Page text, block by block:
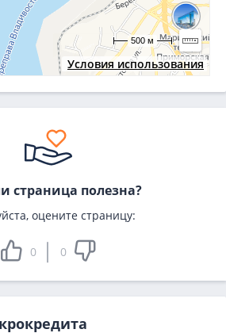
Условия использования
500 м
страница полезна?
оцените страницу:
0 0